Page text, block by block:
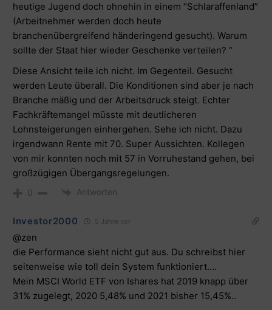
heutige Jugend doch ohnehin in einem “Schlaraffenland”
(Arbeitnehmer werden doch heute
branchenübergreifend händeringend gesucht). Warum
sollte der Staat hier wieder Geschenke verteilen? “
Diese Ansicht teile ich nicht. Im Gegenteil. Gesucht
werden Leute überall. Die Konditionen sind aber je nach
Branche mäßig und der Arbeitsdruck steigt. Echter
Fachkräftemangel müsste mit deutlicheren
Lohnsteigerungen einhergehen. Sehe ich nicht. Dazu
irgendwann Rente mit 70. Super Aussichten. Kollegen
von mir konnten noch mit 57 in Vorruhestand gehen, bei
großzügigen Übergangsregelungen.
0 Antworten
Investor2000 5 Jahre vor
@zen
die Performance sieht nicht gut aus. Du schreibst hier
seitenweise wie toll dein System funktioniert….
Mein MSCI World ETF von Ishares hat 2019 knapp über
31% zugelegt, 2020 5,48% und 2021 bisher 15,45%..